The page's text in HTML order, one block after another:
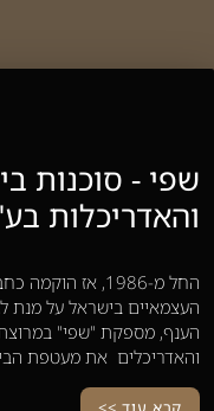
שפי - סוכנות
והאדריכלות
החל מ-1986, אז
העצמאיים בישראל על מנת
הענף, מספקת "שפי"
והאדריכלים את מעטפת